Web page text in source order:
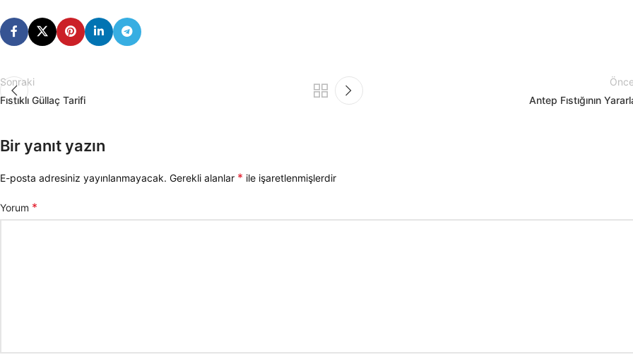
Sonraki
Fıstıklı Güllaç Tarifi
Antep Fıstığının
Bir yanıt yazın
E-posta adresiniz yayınlanmayacak. Gerekli alanlar * ile işaretlenmişlerdir
Yorum *